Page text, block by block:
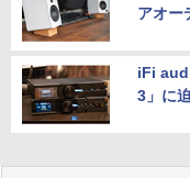
アオー
iFi
3」に